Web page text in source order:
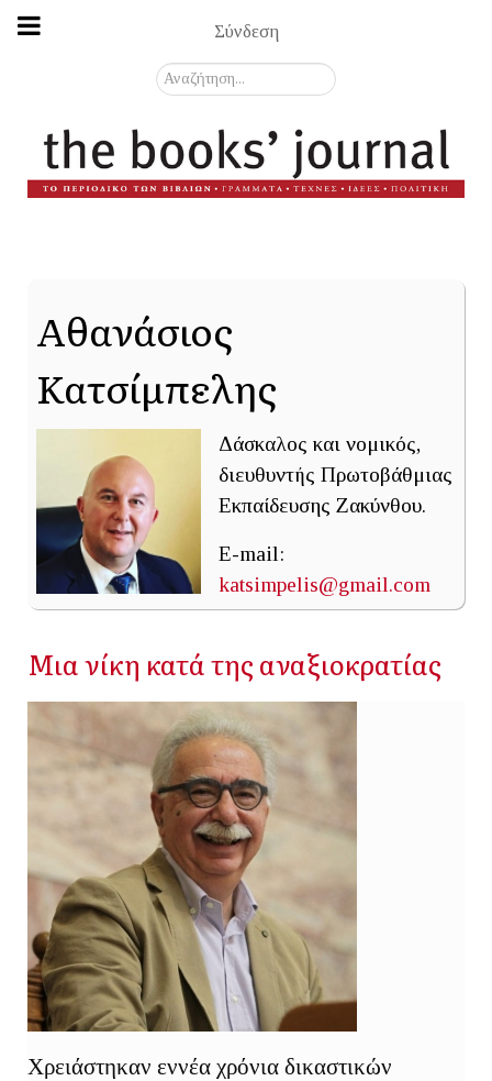
Σύνδεση
Αναζήτηση...
Αθανάσιος
Κατσίμπελης
Δάσκαλος και νομικός,
διευθυντής Πρωτοβάθμιας
Εκπαίδευσης Ζακύνθου.
E-mail:
katsimpelis@gmail.com
Μια νίκη κατά της αναξιοκρατίας
Χρειάστηκαν εννέα χρόνια δικαστικών